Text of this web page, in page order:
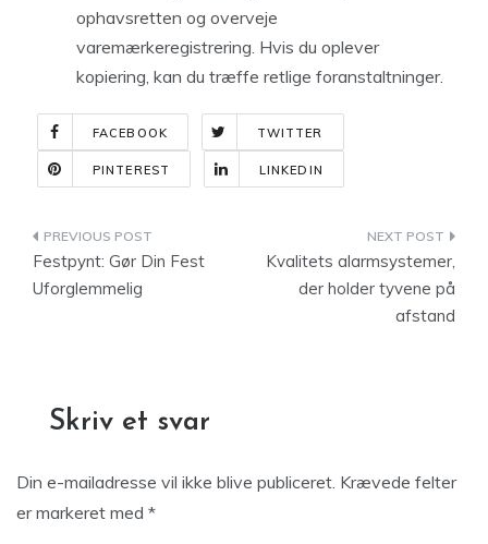
ophavsretten og overveje
varemærkeregistrering. Hvis du oplever
kopiering, kan du træffe retlige foranstaltninger.
FACEBOOK TWITTER
PINTEREST LINKEDIN
Indlægsnavigation
Festpynt: Gør Din Fest
Uforglemmelig
Kvalitets alarmsystemer,
der holder tyvene på
afstand
Skriv et svar
Din e-mailadresse vil ikke blive publiceret. Krævede felter
er markeret med *